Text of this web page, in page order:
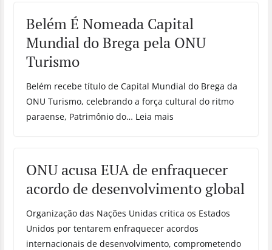
Belém É Nomeada Capital
Mundial do Brega pela ONU
Turismo
Belém recebe título de Capital Mundial do Brega da
ONU Turismo, celebrando a força cultural do ritmo
paraense, Patrimônio do… Leia mais
ONU acusa EUA de enfraquecer
acordo de desenvolvimento global
Organização das Nações Unidas critica os Estados
Unidos por tentarem enfraquecer acordos
internacionais de desenvolvimento, comprometendo